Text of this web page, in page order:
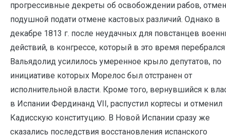
прогрессивные декреты об освобождении рабов,
подушной подати отмене кастовых различий. Однако в
декабре 1813 г. после неудачных для повстанцев
действий, в конгрессе, который в это время
Вальядолид усилилось умеренное крыло депутатов, по
инициативе которых Морелос был отстранен от
исполнительной власти. Кроме того, вернувшийся к
в Испании Фердинанд VII, распустил кортесы и отменил
Кадисскую конституцию. В Новой Испании сразу же
сказались последствия восстановления испанского